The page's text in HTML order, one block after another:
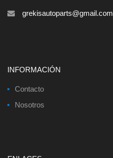
grekisautoparts@gmail.com
INFORMACIÓN
Contacto
Nosotros